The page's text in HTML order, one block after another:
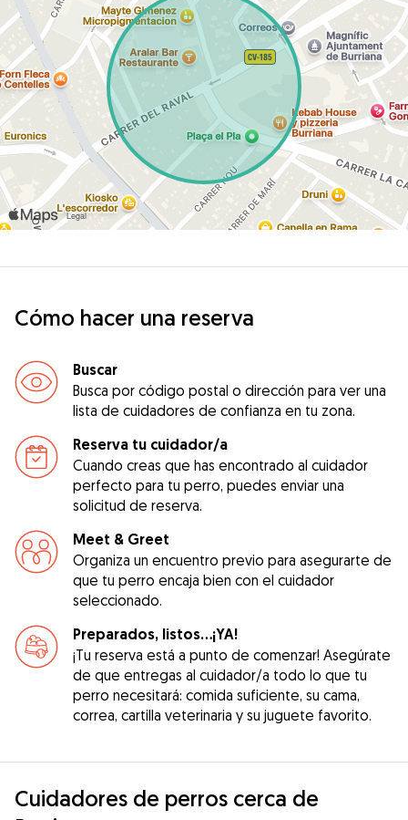
Cómo hacer una reserva
Buscar
Busca por código postal o dirección para ver una
lista de cuidadores de confianza en tu zona.
Reserva tu cuidador/a
Cuando creas que has encontrado al cuidador
perfecto para tu perro, puedes enviar una
solicitud de reserva.
Meet & Greet
Organiza un encuentro previo para asegurarte de
que tu perro encaja bien con el cuidador
seleccionado.
Preparados, listos...¡YA!
¡Tu reserva está a punto de comenzar! Asegúrate
de que entregas al cuidador/a todo lo que tu
perro necesitará: comida suficiente, su cama,
correa, cartilla veterinaria y su juguete favorito.
Cuidadores de perros cerca de